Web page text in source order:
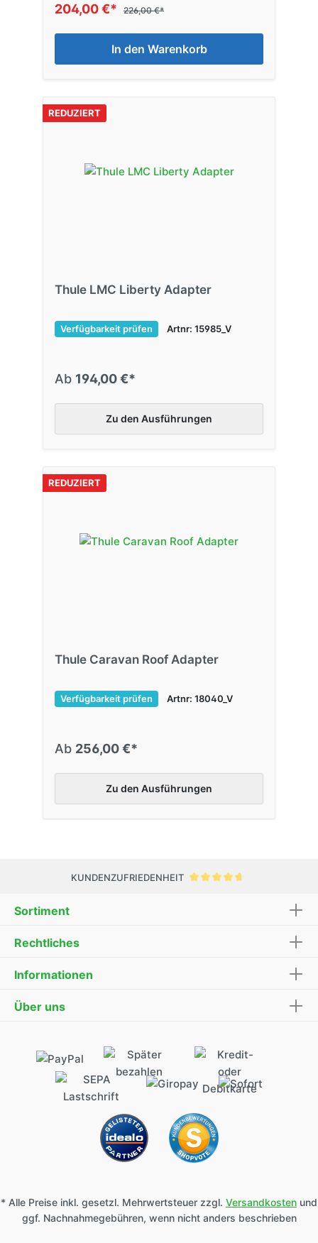
204,00 €* 226,00 €*
In den Warenkorb
REDUZIERT
Thule LMC Liberty Adapter
Verfügbarkeit prüfen Artnr: 15985_V
Ab 194,00 €*
Zu den Ausführungen
REDUZIERT
Thule Caravan Roof Adapter
Verfügbarkeit prüfen Artnr: 18040_V
Ab 256,00 €*
Zu den Ausführungen
KUNDENZUFRIEDENHEIT
Sortiment
Rechtliches
Informationen
Über uns
* Alle Preise inkl. gesetzl. Mehrwertsteuer zzgl. Versandkosten und
ggf. Nachnahmegebühren, wenn nicht anders beschrieben